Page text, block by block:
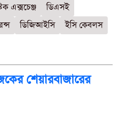
এক্সচেঞ্জ
ডিএসই
ডিজিআইসি
ইসি কেবলস
শেয়ারবাজারের